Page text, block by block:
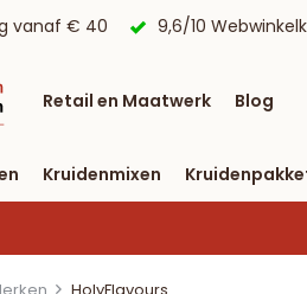
✔ Voor 23:59 uur besteld,
Retail en Maatwerk Blog
Kruidenmixen